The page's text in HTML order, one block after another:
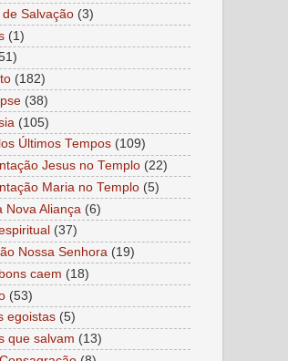
Salvação (3)
(1)
(182)
(38)
(105)
Últimos Tempos (109)
Jesus no Templo (22)
Maria no Templo (5)
Nova Aliança (6)
(37)
Nossa Senhora (19)
caem (18)
(53)
egoistas (5)
que salvam (13)